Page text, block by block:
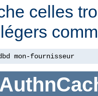
celles
mon-fournisseur